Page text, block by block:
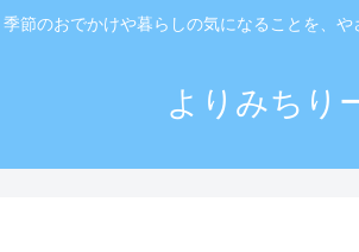
季節のおでかけや暮らしの気になることを、
よりみちり